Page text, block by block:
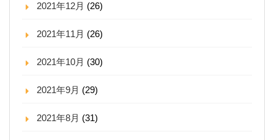
2021年12月 (26)
2021年11月 (26)
2021年10月 (30)
2021年9月 (29)
2021年8月 (31)